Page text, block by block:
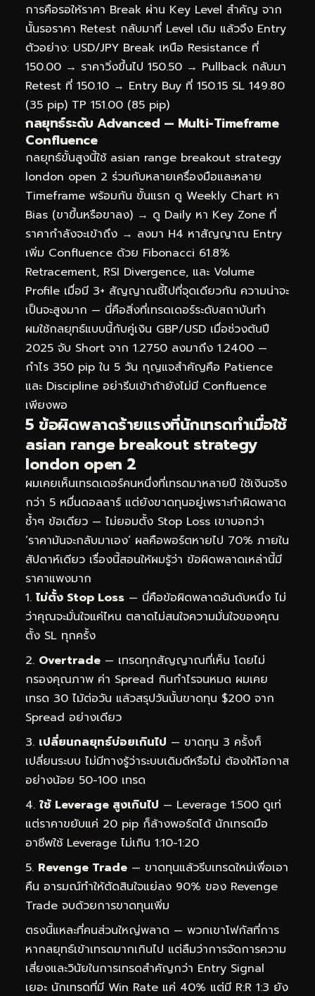
การคือรอให้ราคา Break ผ่าน Key Level สำคัญ จาก
นั้นรอราคา Retest กลับมาที่ Level เดิม แล้วจึง Entry
ตัวอย่าง: USD/JPY Break เหนือ Resistance ที่
150.00 → ราคาวิ่งขึ้นไป 150.50 → Pullback กลับมา
Retest ที่ 150.10 → Entry Buy ที่ 150.15 SL 149.80
(35 pip) TP 151.00 (85 pip)
กลยุทธ์ระดับ Advanced — Multi-Timeframe
Confluence
กลยุทธ์ขั้นสูงนี้ใช้ asian range breakout strategy
london open 2 ร่วมกับหลายเครื่องมือและหลาย
Timeframe พร้อมกัน ขั้นแรก ดู Weekly Chart หา
Bias (ขาขึ้นหรือขาลง) → ดู Daily หา Key Zone ที่
ราคากำลังจะเข้าถึง → ลงมา H4 หาสัญญาณ Entry
เพิ่ม Confluence ด้วย Fibonacci 61.8%
Retracement, RSI Divergence, และ Volume
Profile เมื่อมี 3+ สัญญาณชี้ไปที่จุดเดียวกัน ความน่าจะ
เป็นจะสูงมาก — นี่คือสิ่งที่เทรดเดอร์ระดับสถาบันทำ
ผมใช้กลยุทธ์แบบนี้กับคู่เงิน GBP/USD เมื่อช่วงต้นปี
2025 จับ Short จาก 1.2750 ลงมาถึง 1.2400 —
กำไร 350 pip ใน 5 วัน กุญแจสำคัญคือ Patience
และ Discipline อย่ารีบเข้าถ้ายังไม่มี Confluence
เพียงพอ
5 ข้อผิดพลาดร้ายแรงที่นักเทรดทำเมื่อใช้
asian range breakout strategy
london open 2
ผมเคยเห็นเทรดเดอร์คนหนึ่งที่เทรดมาหลายปี ใช้เงินจริง
กว่า 5 หมื่นดอลลาร์ แต่ยังขาดทุนอยู่เพราะทำผิดพลาด
ซ้ำๆ ข้อเดียว — ไม่ยอมตั้ง Stop Loss เขาบอกว่า
‘ราคามันจะกลับมาเอง’ ผลคือพอร์ตหายไป 70% ภายใน
สัปดาห์เดียว เรื่องนี้สอนให้ผมรู้ว่า ข้อผิดพลาดเหล่านี้มี
ราคาแพงมาก
ไม่ตั้ง Stop Loss — นี่คือข้อผิดพลาดอันดับหนึ่ง ไม่
ว่าคุณจะมั่นใจแค่ไหน ตลาดไม่สนใจความมั่นใจของคุณ
ตั้ง SL ทุกครั้ง
Overtrade — เทรดทุกสัญญาณที่เห็น โดยไม่
กรองคุณภาพ ค่า Spread กินกำไรจนหมด ผมเคย
เทรด 30 ไม้ต่อวัน แล้วสรุปวันนั้นขาดทุน $200 จาก
Spread อย่างเดียว
เปลี่ยนกลยุทธ์บ่อยเกินไป — ขาดทุน 3 ครั้งก็
เปลี่ยนระบบ ไม่มีทางรู้ว่าระบบเดิมดีหรือไม่ ต้องให้โอกาส
อย่างน้อย 50-100 เทรด
ใช้ Leverage สูงเกินไป — Leverage 1:500 ดูเท่
แต่ราคาขยับแค่ 20 pip ก็ล้างพอร์ตได้ นักเทรดมือ
อาชีพใช้ Leverage ไม่เกิน 1:10-1:20
Revenge Trade — ขาดทุนแล้วรีบเทรดใหม่เพื่อเอา
คืน อารมณ์ทำให้ตัดสินใจแย่ลง 90% ของ Revenge
Trade จบด้วยการขาดทุนเพิ่ม
ตรงนี้แหละที่คนส่วนใหญ่พลาด — พวกเขาโฟกัสที่การ
หากลยุทธ์เข้าเทรดมากเกินไป แต่ลืมว่าการจัดการความ
เสี่ยงและวินัยในการเทรดสำคัญกว่า Entry Signal
เยอะ นักเทรดที่มี Win Rate แค่ 40% แต่มี R:R 1:3 ยัง